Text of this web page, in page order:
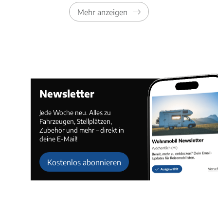
Mehr anzeigen
Newsletter
Jede Woche neu. Alles zu
Fahrzeugen, Stellplätzen,
Zubehör und mehr – direkt in
deine E-Mail!
Kostenlos abonnieren